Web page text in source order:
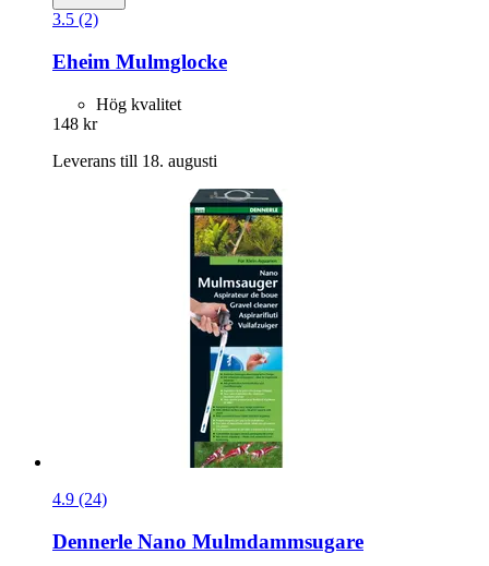
3.5 (2)
Eheim Mulmglocke
Hög kvalitet
148 kr
Leverans till 18. augusti
4.9 (24)
Dennerle Nano Mulmdammsugare